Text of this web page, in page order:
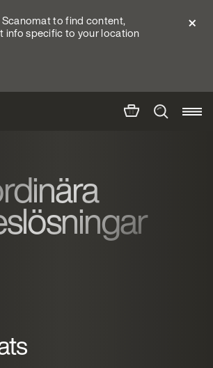
to find content,
info specific to your location